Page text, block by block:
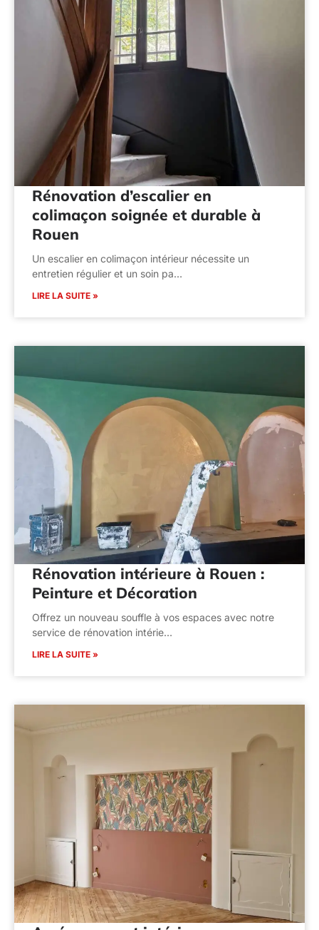
Rénovation d’escalier en
colimaçon soignée et durable à
Rouen
Un escalier en colimaçon intérieur nécessite un
entretien régulier et un soin pa…
LIRE LA SUITE »
Rénovation intérieure à Rouen :
Peinture et Décoration
Offrez un nouveau souffle à vos espaces avec notre
service de rénovation intérie…
LIRE LA SUITE »